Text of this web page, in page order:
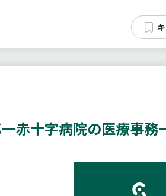
赤十字病院の医療事務